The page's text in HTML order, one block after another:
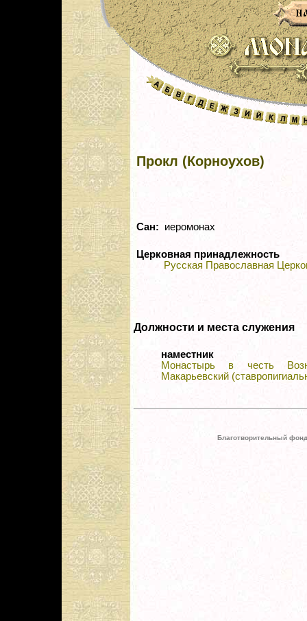
Прокл (Корноухов)
Сан: иеромонах
Церковная принадлежность
Русская Православная
Должности и места служения
наместник
Монастырь в честь
Макарьевский
Благотворительный